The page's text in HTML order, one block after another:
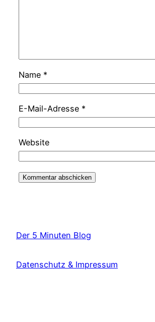
Name *
E-Mail-Adresse *
Website
Der 5 Minuten Blog
Datenschutz & Impressum